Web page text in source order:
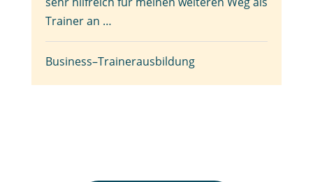
Trainer an …
Business–Trainerausbildung